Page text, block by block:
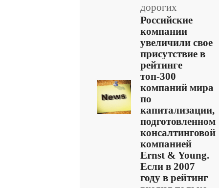
дорогих
Российские
компании
увеличили свое
присутствие в
рейтинге
топ-300
компаний мира
по
капитализации,
подготовленном
консалтинговой
компанией
Ernst & Young.
Если в 2007
году в рейтинг